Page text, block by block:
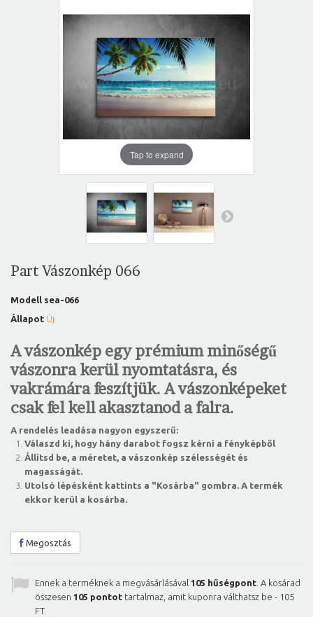
Tap to expand
Part Vászonkép 066
Modell sea-066
Állapot Új
A vászonkép egy prémium minőségű
vászonra kerül nyomtatásra, és
vakrámára feszítjük. A vászonképeket
csak fel kell akasztanod a falra.
A rendelés leadása nagyon egyszerű:
Válaszd ki, hogy hány darabot fogsz kérni a fényképből
Állítsd be, a méretet, a vászonkép szélességét és
magasságát.
Utolsó lépésként kattints a "Kosárba" gombra. A termék
ekkor kerül a kosárba.
Megosztás
Ennek a terméknek a megvásárlásával 105 hűségpont . A kosárad
összesen 105 pontot tartalmaz, amit kuponra válthatsz be - 105
FT.